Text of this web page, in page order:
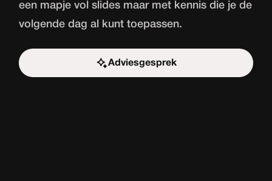
een mapje vol slides maar met kennis die je de
volgende dag al kunt toepassen.
Adviesgesprek
Start de uitdaging